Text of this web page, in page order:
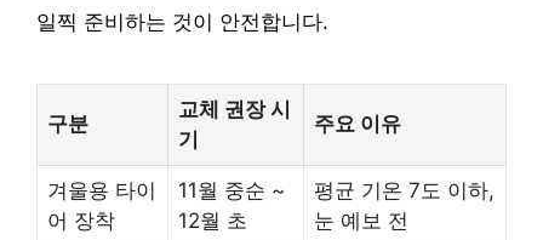
일찍 준비하는 것이 안전합니다.
구분
교체 권장 시
기
주요 이유
겨울용 타이
어 장착
11월 중순 ~
12월 초
평균 기온 7도 이하,
눈 예보 전